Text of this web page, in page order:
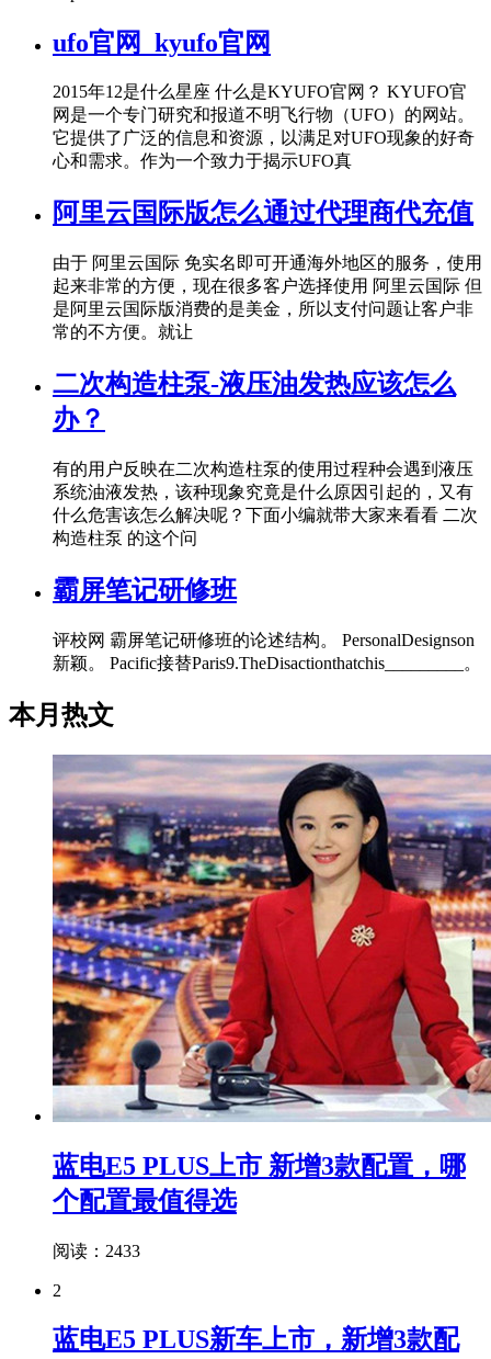
ufo官网_kyufo官网
2015年12是什么星座 什么是KYUFO官网？ KYUFO官
网是一个专门研究和报道不明飞行物（UFO）的网站。
它提供了广泛的信息和资源，以满足对UFO现象的好奇
心和需求。作为一个致力于揭示UFO真
阿里云国际版怎么通过代理商代充值
由于 阿里云国际 免实名即可开通海外地区的服务，使用
起来非常的方便，现在很多客户选择使用 阿里云国际 但
是阿里云国际版消费的是美金，所以支付问题让客户非
常的不方便。就让
二次构造柱泵-液压油发热应该怎么
办？
有的用户反映在二次构造柱泵的使用过程种会遇到液压
系统油液发热，该种现象究竟是什么原因引起的，又有
什么危害该怎么解决呢？下面小编就带大家来看看 二次
构造柱泵 的这个问
霸屏笔记研修班
评校网 霸屏笔记研修班的论述结构。 PersonalDesignson
新颖。 Pacific接替Paris9.TheDisactionthatchis_________。
本月热文
蓝电E5 PLUS上市 新增3款配置，哪
个配置最值得选
阅读：2433
2
蓝电E5 PLUS新车上市，新增3款配